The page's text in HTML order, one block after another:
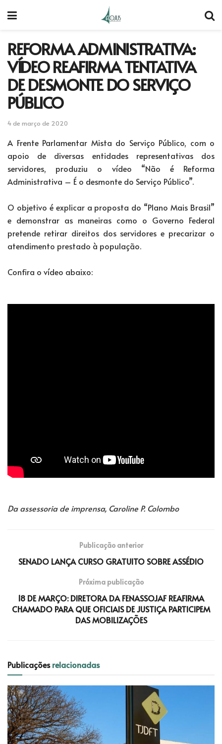
REFORMA ADMINISTRATIVA:
VÍDEO REAFIRMA TENTATIVA
DE DESMONTE DO SERVIÇO
PÚBLICO
4 de março de 2020
A Frente Parlamentar Mista do Serviço Público, com o
apoio de diversas entidades representativas dos
servidores, produziu o vídeo “Não é Reforma
Administrativa – É o desmonte do Serviço Público”.
O objetivo é explicar a proposta do “Plano Mais Brasil”
e demonstrar as maneiras como o Governo Federal
pretende retirar direitos dos servidores e precarizar o
atendimento prestado à população.
Confira o vídeo abaixo:
Da assessoria de imprensa, Caroline P. Colombo
Publicação anterior
SENADO LANÇA CURSO GRATUITO SOBRE ASSÉDIO
Próxima publicação
18 DE MARÇO: DIRETORA DA FENASSOJAF REAFIRMA
CHAMADO PARA QUE OFICIAIS DE JUSTIÇA PARTICIPEM
DAS MOBILIZAÇÕES
Publicaçõesrelacionadas